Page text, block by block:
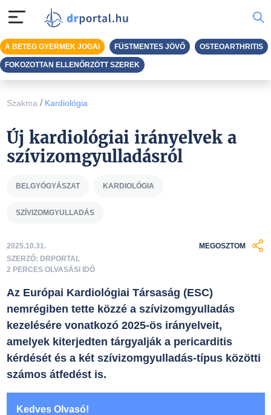
Szakma / Kardiológia
Új kardiológiai irányelvek a
szívizomgyulladásról
BELGYÓGYÁSZAT KARDIOLÓGIA
SZÍVIZOMGYULLADÁS
2025.10.31.
SZERZŐ: DRPORTAL
2 PERCES OLVASÁSI IDŐ
MEGOSZTOM
Az Európai Kardiológiai Társaság (ESC)
nemrégiben tette közzé a szívizomgyulladás
kezelésére vonatkozó 2025-ös irányelveit,
amelyek kiterjedten tárgyalják a pericarditis
kérdését és a két szívizomgyulladás-típus közötti
számos átfedést is.
Kedves Olvasó!
A BETEG GYERMEK JOGAI FÜSTMENTES JÖVŐ OSTEOARTHRITIS
FOKOZOTTAN ELLENŐRZÖTT SZEREK